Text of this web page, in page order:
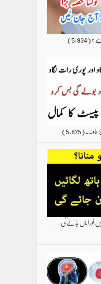
؟(5,934)
(5,875)
فورا ماں جائے گی۔۔